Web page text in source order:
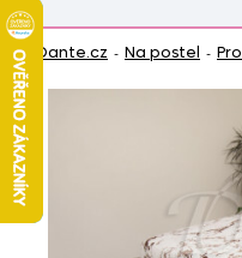
Dante.cz - Na postel -